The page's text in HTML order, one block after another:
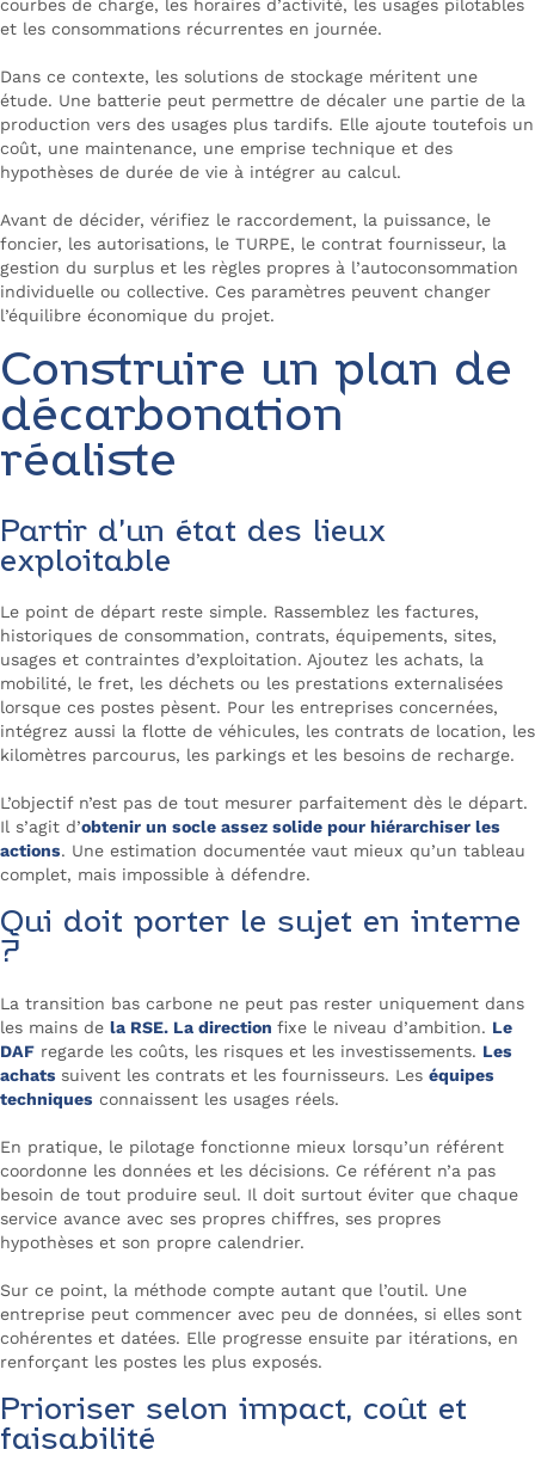
courbes de charge, les horaires d’activité, les usages pilotables
et les consommations récurrentes en journée.
Dans ce contexte, les solutions de stockage méritent une
étude. Une batterie peut permettre de décaler une partie de la
production vers des usages plus tardifs. Elle ajoute toutefois un
coût, une maintenance, une emprise technique et des
hypothèses de durée de vie à intégrer au calcul.
Avant de décider, vérifiez le raccordement, la puissance, le
foncier, les autorisations, le TURPE, le contrat fournisseur, la
gestion du surplus et les règles propres à l’autoconsommation
individuelle ou collective. Ces paramètres peuvent changer
l’équilibre économique du projet.
Construire un plan de
décarbonation
réaliste
Partir d’un état des lieux
exploitable
Le point de départ reste simple. Rassemblez les factures,
historiques de consommation, contrats, équipements, sites,
usages et contraintes d’exploitation. Ajoutez les achats, la
mobilité, le fret, les déchets ou les prestations externalisées
lorsque ces postes pèsent. Pour les entreprises concernées,
intégrez aussi la flotte de véhicules, les contrats de location, les
kilomètres parcourus, les parkings et les besoins de recharge.
L’objectif n’est pas de tout mesurer parfaitement dès le départ.
Il s’agit d’obtenir un socle assez solide pour hiérarchiser les
actions. Une estimation documentée vaut mieux qu’un tableau
complet, mais impossible à défendre.
Qui doit porter le sujet en interne
?
La transition bas carbone ne peut pas rester uniquement dans
les mains de la RSE. La direction fixe le niveau d’ambition. Le
DAF regarde les coûts, les risques et les investissements. Les
achats suivent les contrats et les fournisseurs. Les équipes
techniques connaissent les usages réels.
En pratique, le pilotage fonctionne mieux lorsqu’un référent
coordonne les données et les décisions. Ce référent n’a pas
besoin de tout produire seul. Il doit surtout éviter que chaque
service avance avec ses propres chiffres, ses propres
hypothèses et son propre calendrier.
Sur ce point, la méthode compte autant que l’outil. Une
entreprise peut commencer avec peu de données, si elles sont
cohérentes et datées. Elle progresse ensuite par itérations, en
renforçant les postes les plus exposés.
Prioriser selon impact, coût et
faisabilité